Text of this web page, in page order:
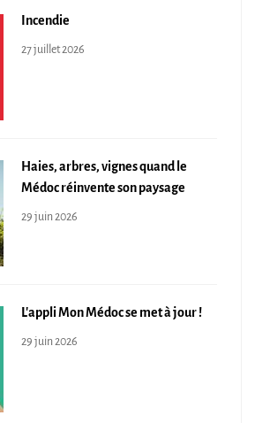
Incendie
27 juillet 2026
Haies, arbres, vignes quand le
Médoc réinvente son paysage
29 juin 2026
L'appli Mon Médoc se met à jour !
29 juin 2026